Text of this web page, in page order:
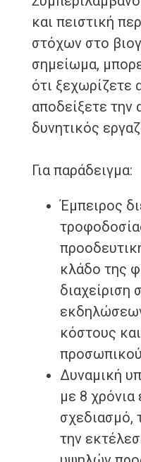
και πειστική
στόχων στο
σημείωμα,
ότι ξεχωρίζετε
αποδείξετε την
δυνητικός
Για παράδειγμα:
Έμπειρος
κλάδο της
διαχείριση
κόστους
Δυναμική
με 8 χρόνια
σχεδιασμό,
την